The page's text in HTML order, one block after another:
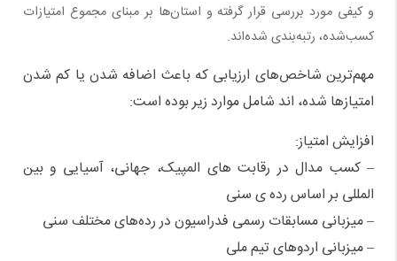
و کیفی مورد بررسی قرار گرفته و استان‌ها بر مبنای مجموع امتیازات
کسب‌شده، رتبه‌بندی شده‌اند.
مهم‌ترین شاخص‌های ارزیابی که باعث اضافه شدن یا کم شدن
امتیازها شده، اند شامل موارد زیر بوده است:
افزایش امتیاز:
– کسب مدال در رقابت های المپیک، جهانی، آسیایی و بین
المللی بر اساس رده ی سنی
– میزبانی مسابقات رسمی فدراسیون در رده‌های مختلف سنی
– میزبانی اردوهای تیم ملی